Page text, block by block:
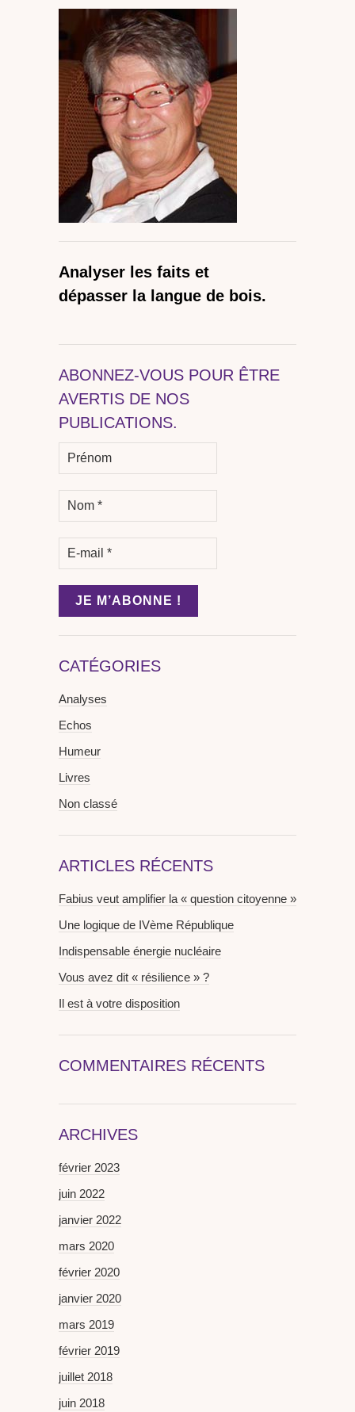
Analyser les faits et
dépasser la langue de bois.
ABONNEZ-VOUS POUR ÊTRE
AVERTIS DE NOS
PUBLICATIONS.
CATÉGORIES
Analyses
Echos
Humeur
Livres
Non classé
ARTICLES RÉCENTS
Fabius veut amplifier la « question citoyenne »
Une logique de IVème République
Indispensable énergie nucléaire
Vous avez dit « résilience » ?
Il est à votre disposition
COMMENTAIRES RÉCENTS
ARCHIVES
février 2023
juin 2022
janvier 2022
mars 2020
février 2020
janvier 2020
mars 2019
février 2019
juillet 2018
juin 2018